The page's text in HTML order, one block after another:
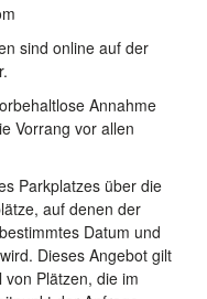
sind online auf der
Annahme
Vorrang vor allen
Parkplatzes über die
auf denen der
Datum und
Dieses Angebot gilt
Plätzen, die im